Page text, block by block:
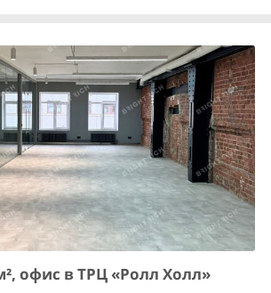
офис в ТРЦ «Ролл Холл»